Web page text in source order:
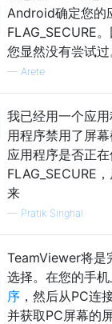
Android确定您的
FLAG_SECURE
您显然没有尝试过
— Arete
我已经用一个应
用程序禁用了屏
应用程序是否正
FLAG_SECURE
来
— Pratik Singhal
TeamViewer将是
选择。在您的手
序 ，然后从PC连
并获取PC屏幕的